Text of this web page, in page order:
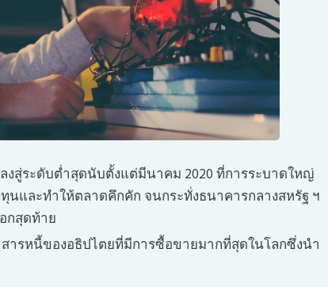
สู่ระดับต่ำสุดนับตั้งแต่มีนาคม 2020 ที่การระบาดใหญ่
นและทำให้ตลาดคึกคัก จนกระทั่งธนาคารกลางสหรัฐ ฯ
กสุดท้าย
ารหนี้ของอธิปไตยที่มีการซื้อขายมากที่สุดในโลกซึ่งนำ